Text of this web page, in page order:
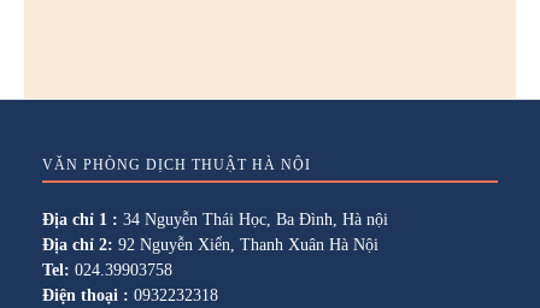
VĂN PHÒNG DỊCH THUẬT HÀ NỘI
Địa chỉ 1 : 34 Nguyễn Thái Học, Ba Đình, Hà nội
Địa chỉ 2: 92 Nguyễn Xiển, Thanh Xuân Hà Nội
Tel: 024.39903758
Điện thoại : 0932232318